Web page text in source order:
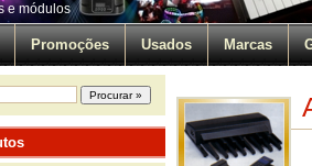
e módulos
Promoções Usados Marcas